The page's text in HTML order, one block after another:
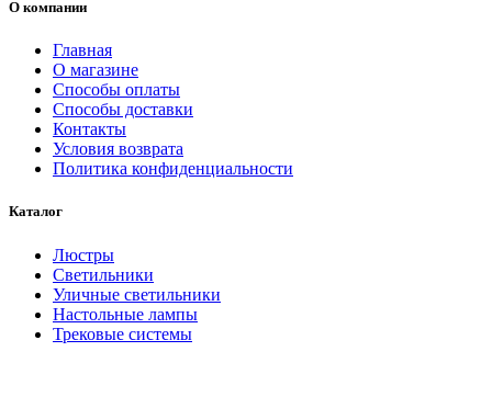
О компании
Главная
О магазине
Способы оплаты
Способы доставки
Контакты
Условия возврата
Политика конфиденциальности
Каталог
Люстры
Светильники
Уличные светильники
Настольные лампы
Трековые системы